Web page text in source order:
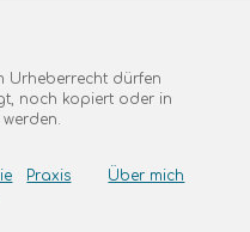
Urheberrecht dürfen
noch kopiert oder in
Praxis
Über mich